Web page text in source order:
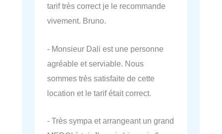
tarif très correct je le recommande
vivement. Bruno.
- Monsieur Dali est une personne
agréable et serviable. Nous
sommes très satisfaite de cette
location et le tarif était correct.
- Très sympa et arrangeant un grand